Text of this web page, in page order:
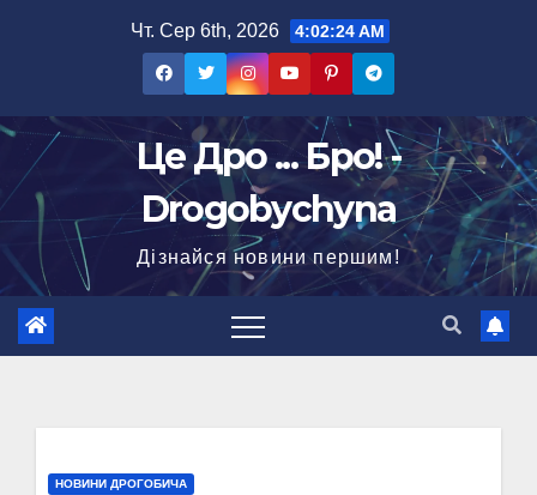
Чт. Сер 6th, 2026 4:02:25 AM
Це Дро ... Бро! -
Drogobychyna
Дізнайся новини першим!
НОВИНИ ДРОГОБИЧА